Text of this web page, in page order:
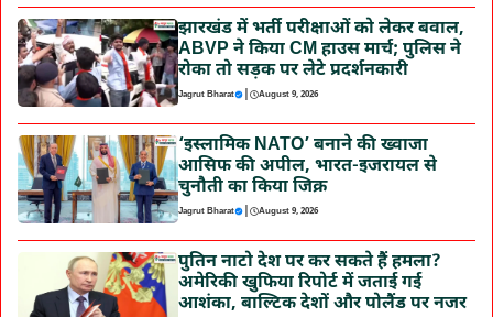
झारखंड में भर्ती परीक्षाओं को लेकर बवाल,
ABVP ने किया CM हाउस मार्च; पुलिस ने
रोका तो सड़क पर लेटे प्रदर्शनकारी
Jagrut Bharat | August 9, 2026
‘इस्लामिक NATO’ बनाने की ख्वाजा
आसिफ की अपील, भारत-इजरायल से
चुनौती का किया जिक्र
Jagrut Bharat | August 9, 2026
पुतिन नाटो देश पर कर सकते हैं हमला?
अमेरिकी खुफिया रिपोर्ट में जताई गई
आशंका, बाल्टिक देशों और पोलैंड पर नजर